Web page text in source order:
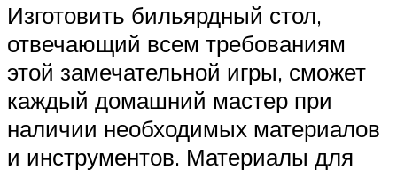
Изготовить бильярдный стол,
отвечающий всем требованиям
этой замечательной игры, сможет
каждый домашний мастер при
наличии необходимых материалов
и инструментов. Материалы для